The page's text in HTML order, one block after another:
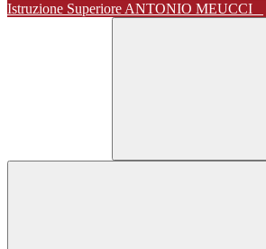
Istruzione Superiore ANTONIO MEUCCI